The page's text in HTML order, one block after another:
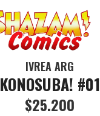
IVREA ARG
KONOSUBA! #01
$25.200